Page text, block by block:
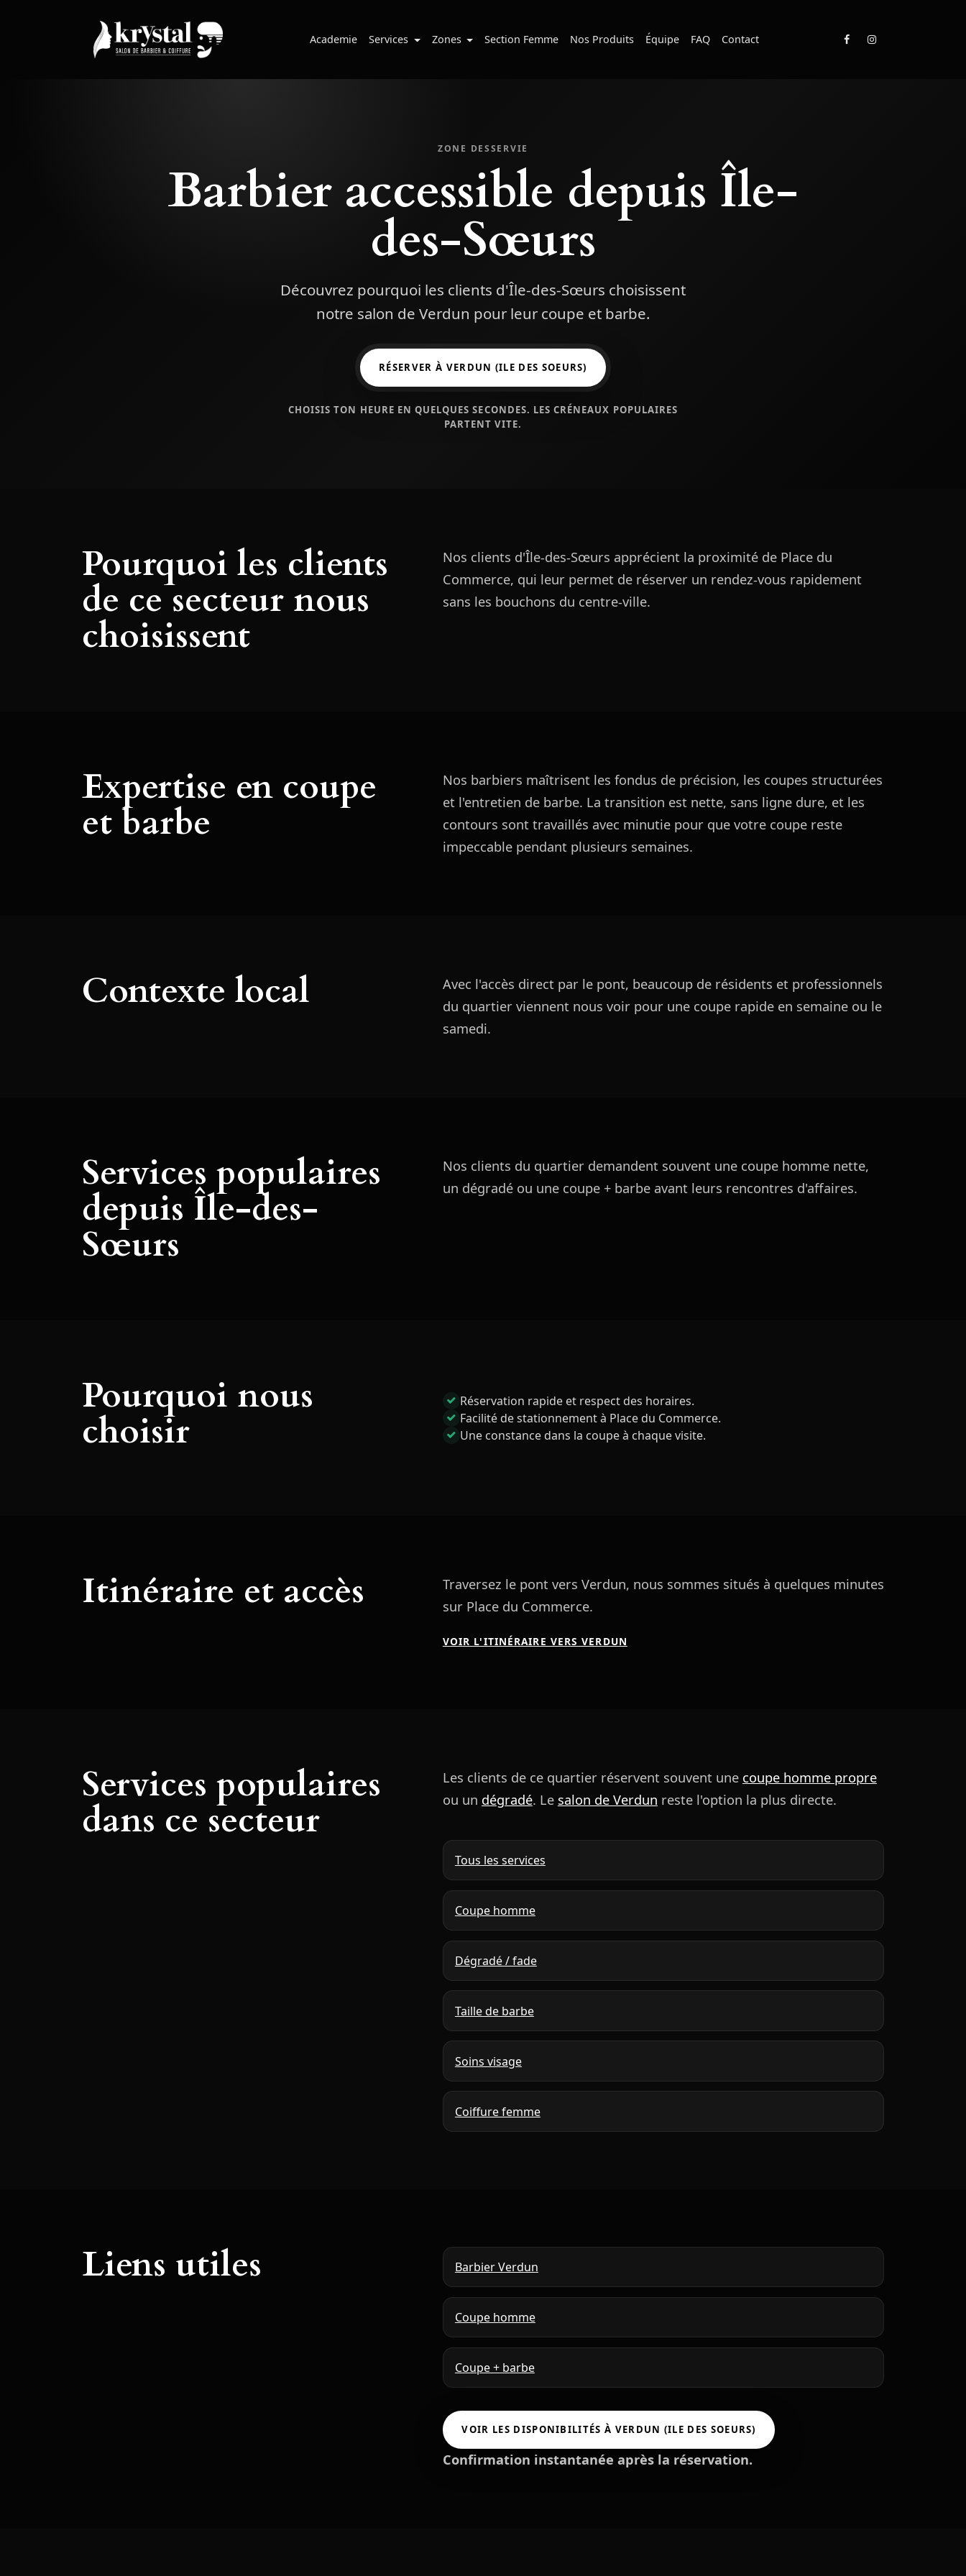
Academie Services Zones Section Femme Nos Produits Équipe FAQ Contact
ZONE DESSERVIE
Barbier accessible depuis Île-
des-Sœurs
Découvrez pourquoi les clients d'Île-des-Sœurs choisissent
notre salon de Verdun pour leur coupe et barbe.
RÉSERVER À VERDUN (ILE DES SOEURS)
CHOISIS TON HEURE EN QUELQUES SECONDES. LES CRÉNEAUX POPULAIRES
PARTENT VITE.
Pourquoi les clients
de ce secteur nous
choisissent
Nos clients d'Île-des-Sœurs apprécient la proximité de Place du
Commerce, qui leur permet de réserver un rendez-vous rapidement
sans les bouchons du centre-ville.
Expertise en coupe
et barbe
Nos barbiers maîtrisent les fondus de précision, les coupes structurées
et l'entretien de barbe. La transition est nette, sans ligne dure, et les
contours sont travaillés avec minutie pour que votre coupe reste
impeccable pendant plusieurs semaines.
Contexte local
Avec l'accès direct par le pont, beaucoup de résidents et professionnels
du quartier viennent nous voir pour une coupe rapide en semaine ou le
samedi.
Services populaires
depuis Île-des-
Sœurs
Nos clients du quartier demandent souvent une coupe homme nette,
un dégradé ou une coupe + barbe avant leurs rencontres d'affaires.
Pourquoi nous
choisir
Réservation rapide et respect des horaires.
Facilité de stationnement à Place du Commerce.
Une constance dans la coupe à chaque visite.
Itinéraire et accès
Traversez le pont vers Verdun, nous sommes situés à quelques minutes
sur Place du Commerce.
VOIR L'ITINÉRAIRE VERS VERDUN
Services populaires
dans ce secteur
Les clients de ce quartier réservent souvent une coupe homme propre
ou un dégradé. Le salon de Verdun reste l'option la plus directe.
Tous les services
Coupe homme
Dégradé / fade
Taille de barbe
Soins visage
Coiffure femme
Liens utiles Barbier Verdun
Coupe homme
Coupe + barbe
VOIR LES DISPONIBILITÉS À VERDUN (ILE DES SOEURS)
Confirmation instantanée après la réservation.